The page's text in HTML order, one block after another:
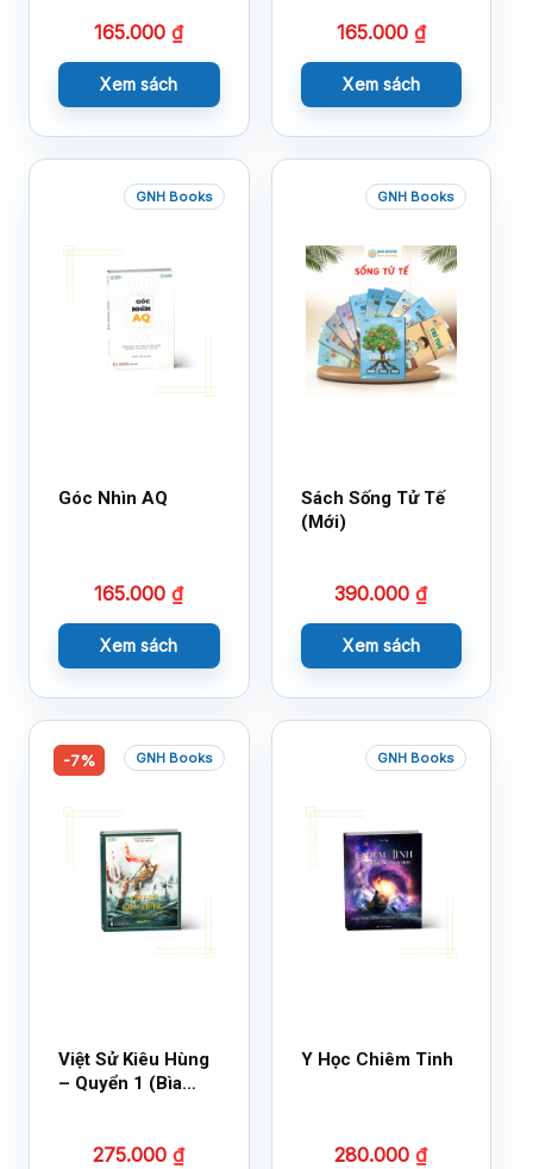
165.000₫
Xem sách
165.000 ₫
Xem sách
GNH Books
Góc Nhìn AQ
165.000₫
Xem sách
GNH Books
Sách Sống Tử Tế
(Mới)
390.000₫
Xem sách
-7% GNH Books
Việt Sử Kiêu Hùng
– Quyển 1 (Bìa
275.000₫
GNH Books
Y Học Chiêm Tinh
280.000₫